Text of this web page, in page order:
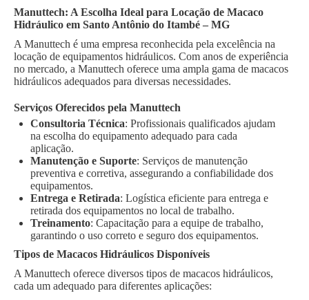
Manuttech: A Escolha Ideal para Locação de Macaco
Hidráulico em Santo Antônio do Itambé – MG
A Manuttech é uma empresa reconhecida pela excelência na
locação de equipamentos hidráulicos. Com anos de experiência
no mercado, a Manuttech oferece uma ampla gama de macacos
hidráulicos adequados para diversas necessidades.
Serviços Oferecidos pela Manuttech
Consultoria Técnica: Profissionais qualificados ajudam
na escolha do equipamento adequado para cada
aplicação.
Manutenção e Suporte: Serviços de manutenção
preventiva e corretiva, assegurando a confiabilidade dos
equipamentos.
Entrega e Retirada: Logística eficiente para entrega e
retirada dos equipamentos no local de trabalho.
Treinamento: Capacitação para a equipe de trabalho,
garantindo o uso correto e seguro dos equipamentos.
Tipos de Macacos Hidráulicos Disponíveis
A Manuttech oferece diversos tipos de macacos hidráulicos,
cada um adequado para diferentes aplicações: